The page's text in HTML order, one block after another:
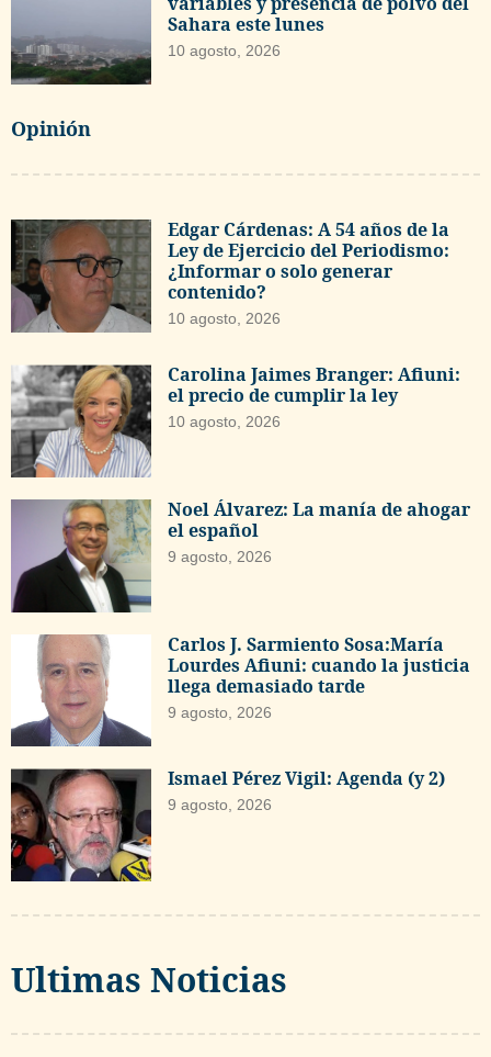
Sahara este lunes
10 agosto, 2026
Opinión
Edgar Cárdenas: A 54 años de la
Ley de Ejercicio del Periodismo:
¿Informar o solo generar
contenido?
10 agosto, 2026
Carolina Jaimes Branger: Afiuni:
el precio de cumplir la ley
10 agosto, 2026
Noel Álvarez: La manía de ahogar
el español
9 agosto, 2026
Carlos J. Sarmiento Sosa:María
Lourdes Afiuni: cuando la justicia
llega demasiado tarde
9 agosto, 2026
Ismael Pérez Vigil: Agenda (y 2)
9 agosto, 2026
Ultimas Noticias